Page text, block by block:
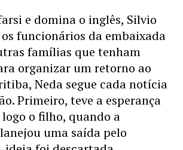
e domina o inglês, Silvio
funcionários da embaixada
famílias que tenham
organizar um retorno ao
Neda segue cada notícia
Primeiro, teve a esperança
o filho, quando a
uma saída pelo